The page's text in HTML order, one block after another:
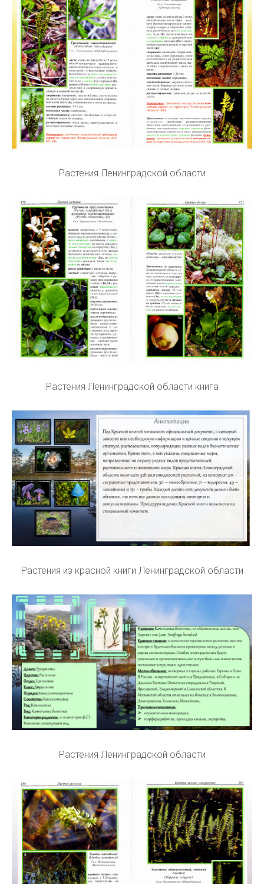
Растения Ленинградской области
Растения Ленинградской области книга
Растения из красной книги Ленинградской области
Растения Ленинградской области